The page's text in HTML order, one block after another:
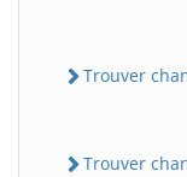
Trouver
Trouver